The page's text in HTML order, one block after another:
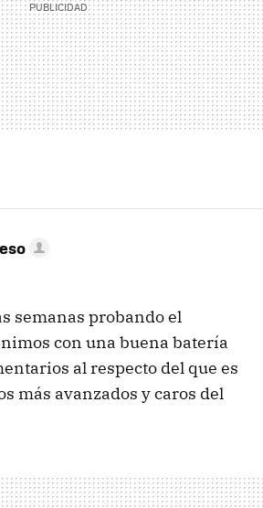
semanas probando el
con una buena batería
al respecto del que es
más avanzados y caros del